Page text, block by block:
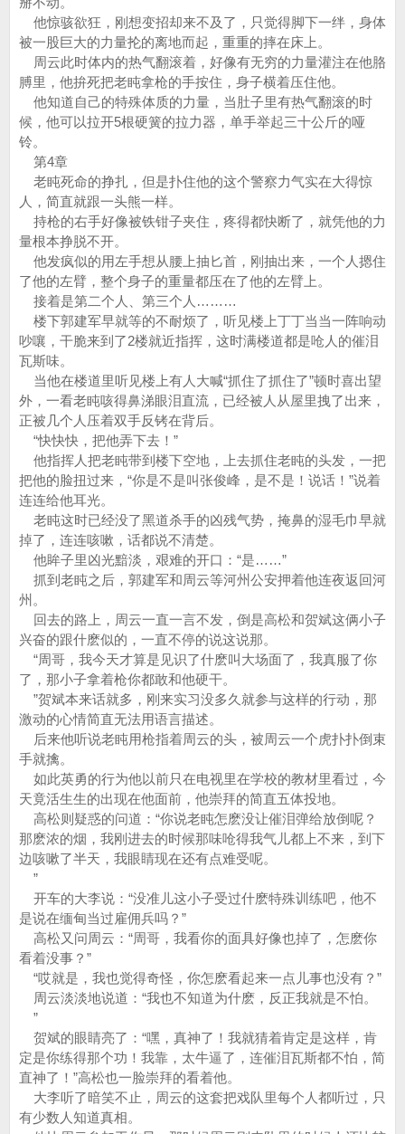
他惊骇欲狂，刚想变招却来不及了，只觉得脚下一绊，身体
被一股巨大的力量抡的离地而起，重重的摔在床上。
周云此时体内的热气翻滚着，好像有无穷的力量灌注在他胳
膊里，他拚死把老盹拿枪的手按住，身子横着压住他。
他知道自己的特殊体质的力量，当肚子里有热气翻滚的时
候，他可以拉开5根硬簧的拉力器，单手举起三十公斤的哑
铃。
第4章
老盹死命的挣扎，但是扑住他的这个警察力气实在大得惊
人，简直就跟一头熊一样。
持枪的右手好像被铁钳子夹住，疼得都快断了，就凭他的力
量根本挣脱不开。
他发疯似的用左手想从腰上抽匕首，刚抽出来，一个人摁住
了他的左臂，整个身子的重量都压在了他的左臂上。
接着是第二个人、第三个人………
楼下郭建军早就等的不耐烦了，听见楼上丁丁当当一阵响动
吵嚷，干脆来到了2楼就近指挥，这时满楼道都是呛人的催泪
瓦斯味。
当他在楼道里听见楼上有人大喊“抓住了抓住了”顿时喜出望
外，一看老盹咳得鼻涕眼泪直流，已经被人从屋里拽了出来，
正被几个人压着双手反铐在背后。
“快快快，把他弄下去！”
他指挥人把老盹带到楼下空地，上去抓住老盹的头发，一把
把他的脸扭过来，“你是不是叫张俊峰，是不是！说话！”说着
连连给他耳光。
老盹这时已经没了黑道杀手的凶残气势，掩鼻的湿毛巾早就
掉了，连连咳嗽，话都说不清楚。
他眸子里凶光黯淡，艰难的开口：“是……”
抓到老盹之后，郭建军和周云等河州公安押着他连夜返回河
州。
回去的路上，周云一直一言不发，倒是高松和贺斌这俩小子
兴奋的跟什麽似的，一直不停的说这说那。
“周哥，我今天才算是见识了什麽叫大场面了，我真服了你
了，那小子拿着枪你都敢和他硬干。
”贺斌本来话就多，刚来实习没多久就参与这样的行动，那
激动的心情简直无法用语言描述。
后来他听说老盹用枪指着周云的头，被周云一个虎扑扑倒束
手就擒。
如此英勇的行为他以前只在电视里在学校的教材里看过，今
天竟活生生的出现在他面前，他崇拜的简直五体投地。
高松则疑惑的问道：“你说老盹怎麽没让催泪弹给放倒呢？
那麽浓的烟，我刚进去的时候那味呛得我气儿都上不来，到下
边咳嗽了半天，我眼睛现在还有点难受呢。
”
开车的大李说：“没准儿这小子受过什麽特殊训练吧，他不
是说在缅甸当过雇佣兵吗？”
高松又问周云：“周哥，我看你的面具好像也掉了，怎麽你
看着没事？”
“哎就是，我也觉得奇怪，你怎麽看起来一点儿事也没有？”
周云淡淡地说道：“我也不知道为什麽，反正我就是不怕。
”
贺斌的眼睛亮了：“嘿，真神了！我就猜着肯定是这样，肯
定是你练得那个功！我靠，太牛逼了，连催泪瓦斯都不怕，简
直神了！”高松也一脸崇拜的看着他。
大李听了暗笑不止，周云的这套把戏队里每个人都听过，只
有少数人知道真相。